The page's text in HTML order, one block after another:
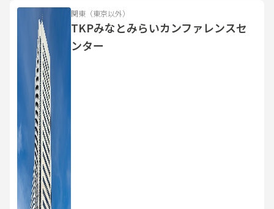
関東（東京以外）
TKPみなとみらいカンファレンスセ
ンター